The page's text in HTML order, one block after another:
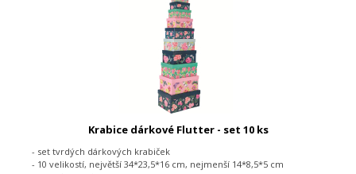
Krabice dárkové Flutter - set 10 ks
- set tvrdých dárkových krabiček
- 10 velikostí, největší 34*23,5*16 cm, nejmenší 14*8,5*5 cm